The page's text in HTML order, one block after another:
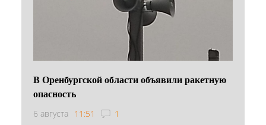
В Оренбургской области объявили ракетную
опасность
6 августа 11:51 1